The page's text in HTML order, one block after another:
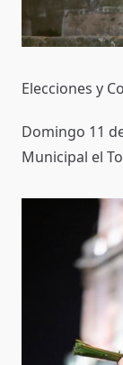
Elecciones y
Domingo 11
Municipal el